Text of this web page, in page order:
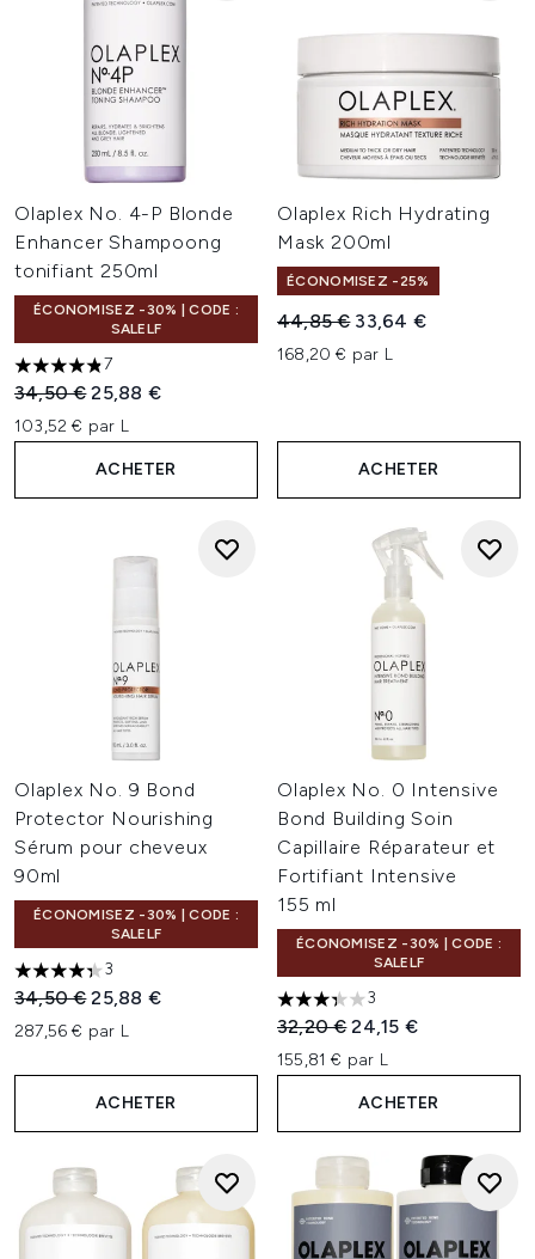
Olaplex No. 4-P Blonde
Enhancer Shampoong
tonifiant 250ml
ÉCONOMISEZ -30% | CODE :
SALELF
4.86 étoiles sur un maximum de 5
7
Prix de vente :
34,50 €Prix ​​actuel :
25,88 €
103,52 € par L
ACHETER
Olaplex Rich Hydrating
Mask 200ml
ÉCONOMISEZ -25%
Prix de vente :
44,85 € Prix ​​actuel :
33,64 €
168,20 € par L
ACHETER
Olaplex No. 9 Bond
Protector Nourishing
Sérum pour cheveux
90ml
ÉCONOMISEZ -30% | CODE :
SALELF
4.33 étoiles sur un maximum de 5
3
Prix de vente :
34,50 €Prix ​​actuel :
25,88 €
287,56 € par L
ACHETER
Olaplex No. 0 Intensive
Bond Building Soin
Capillaire Réparateur et
Fortifiant Intensive
155 ml
ÉCONOMISEZ -30% | CODE :
SALELF
3.33 étoiles sur un maximum
3
Prix de vente :
32,20 €Prix ​​actuel :
24,15 €
155,81 € par L
ACHETER